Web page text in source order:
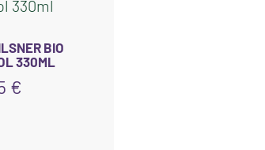
BIO
330ML
€